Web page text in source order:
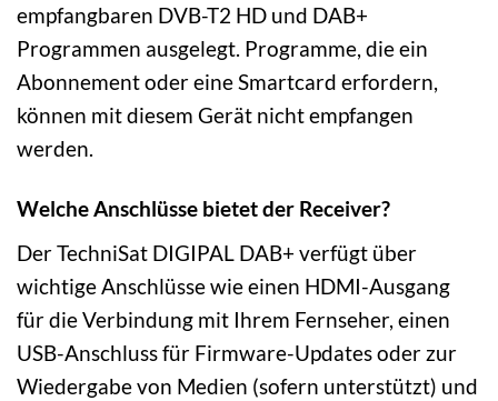
empfangbaren DVB-T2 HD und DAB+
Programmen ausgelegt. Programme, die ein
Abonnement oder eine Smartcard erfordern,
können mit diesem Gerät nicht empfangen
werden.
Welche Anschlüsse bietet der Receiver?
Der TechniSat DIGIPAL DAB+ verfügt über
wichtige Anschlüsse wie einen HDMI-Ausgang
für die Verbindung mit Ihrem Fernseher, einen
USB-Anschluss für Firmware-Updates oder zur
Wiedergabe von Medien (sofern unterstützt) und